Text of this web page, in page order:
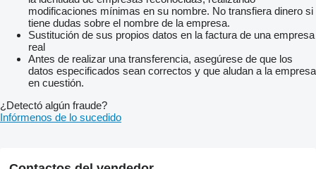
modificaciones mínimas en su nombre. No transfiera dinero si
tiene dudas sobre el nombre de la empresa.
Sustitución de sus propios datos en la factura de una empresa
real
Antes de realizar una transferencia, asegúrese de que los
datos especificados sean correctos y que aludan a la empresa
en cuestión.
¿Detectó algún fraude?
Infórmenos de lo sucedido